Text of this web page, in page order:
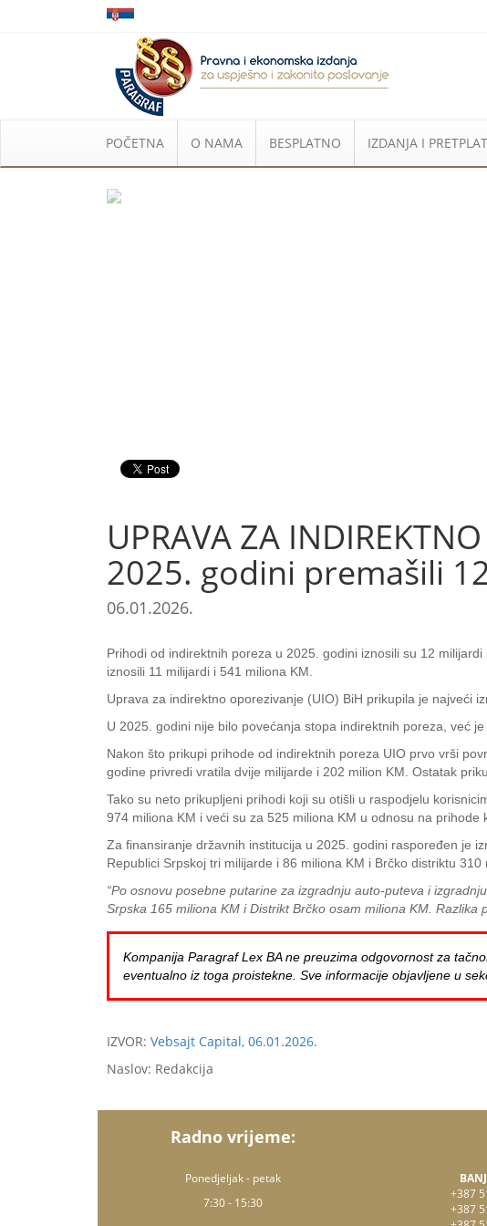
POČETNA O NAMA BESPLATNO IZDANJA I
UPRAVA ZA
2025. godini premašili
06.01.2026.
Prihodi od indirektnih poreza u 2025. godini iznosili su 12
iznosili 11 milijardi i 541 miliona KM.
Uprava za indirektno oporezivanje (UIO) BiH prikupila je najveći
U 2025. godini nije bilo povećanja stopa indirektnih poreza, već
Nakon što prikupi prihode od indirektnih poreza UIO prvo vrši
godine privredi vratila dvije milijarde i 202 milion KM. Ostatak
Tako su neto prikupljeni prihodi koji su otišli u raspodjelu
974 miliona KM i veći su za 525 miliona KM u odnosu na
Za finansiranje državnih institucija u 2025. godini raspoređen je
Republici Srpskoj tri milijarde i 86 miliona KM i Brčko distriktu 310
“Po osnovu posebne putarine za izgradnju auto-puteva i
Srpska 165 miliona KM i Distrikt Brčko osam miliona KM.
Kompanija Paragraf Lex BA ne preuzima odgovornost za
eventualno iz toga proistekne. Sve informacije objavljene u
IZVOR: Vebsajt Capital, 06.01.2026.
Naslov: Redakcija
Radno vrijeme:
Ponedjeljak - petak
7:30 - 15:30
+387
+387